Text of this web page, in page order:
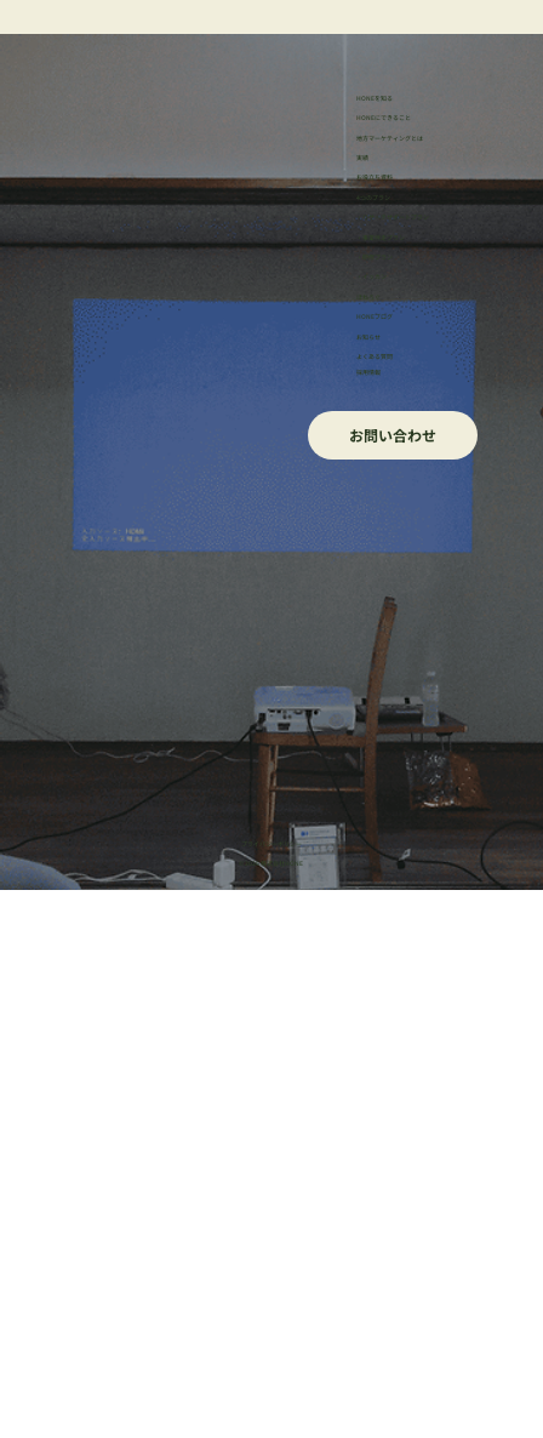
新規事業に活用できる!!イノベーティブな
アイデア3選
HONEを知る
HONEにできること
地方マーケティングとは
実績
お役立ち資料
・リサーチサポートプラン
・事業伴走プラン
ほねろぐ
HONEブログ
​お知らせ
よくある質問
採用情報
お問い合わせ
​プライバシーポリシー
© 2026 株式会社HONE